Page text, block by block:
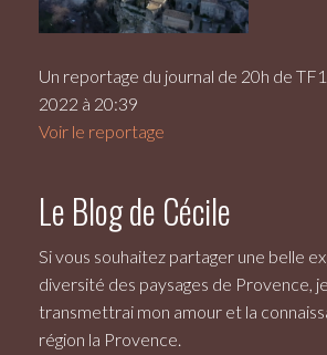
Un reportage du journal de 20h de
2022 à 20:39
Voir le reportage
Le Blog de Cécile
Si vous souhaitez partager une belle
diversité des paysages de Provence,
transmettrai mon amour et la
région la Provence.